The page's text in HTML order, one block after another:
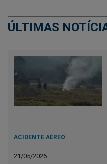
ÚLTIMAS
ACIDENTE AÉREO
21/05/2026